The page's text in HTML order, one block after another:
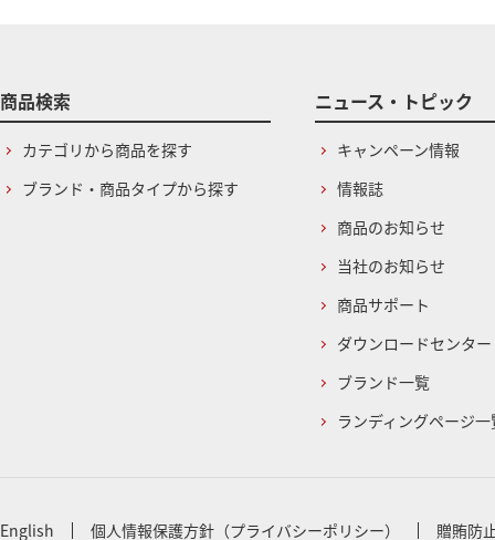
商品検索
カテゴリから商品を探す
ブランド・商品タイプから探す
ニュース・トピック
キャンペーン情報
情報誌
商品のお知らせ
当社のお知らせ
商品サポート
ダウンロードセンター
ブランド一覧
ランディングページ一
English 個人情報保護方針（プライバシーポリシー） 贈賄防